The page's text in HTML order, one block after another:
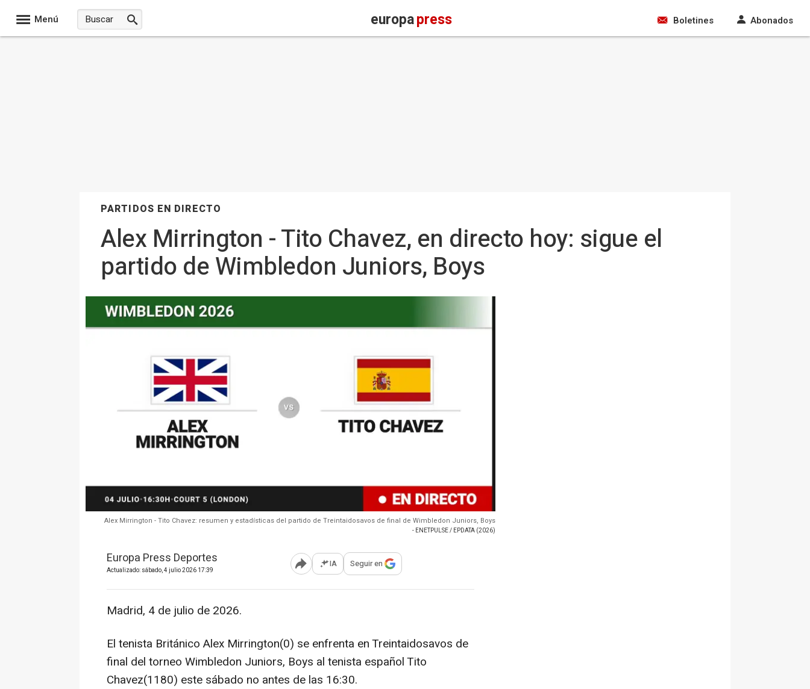
Menú europapress Boletines Abonados
PARTIDOS EN DIRECTO
Alex Mirrington - Tito Chavez, en directo hoy: sigue el
partido de Wimbledon Juniors, Boys
Alex Mirrington - Tito Chavez: resumen y estadísticas del partido de Treintaidosavos de final de Wimbledon Juniors, Boys
- ENETPULSE / EPDATA (2026)
Europa Press Deportes
Actualizado: sábado, 4 julio 2026 17:39 Abrir opciones para compartir
IA Seguir en
Madrid, 4 de julio de 2026.
El tenista Británico Alex Mirrington(0) se enfrenta en Treintaidosavos de
final del torneo Wimbledon Juniors, Boys al tenista español Tito
Chavez(1180) este sábado no antes de las 16:30.